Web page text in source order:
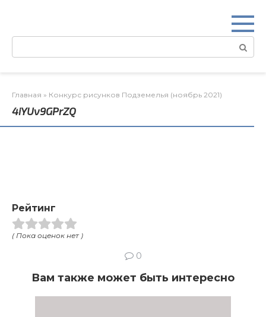
Поиск:
Главная » Конкурс рисунков Подземелья (ноябрь 2021)
4iYUv9GPrZQ
Рейтинг
( Пока оценок нет )
0
Вам также может быть интересно